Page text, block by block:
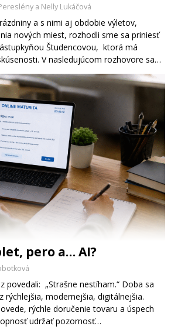
a Nelly Lukáčová
a s nimi aj obdobie výletov,
nových miest, rozhodli sme sa priniesť
Študencovou, ktorá má
V nasledujúcom rozhovore sa…
pero a… AI?
povedali: „Strašne nestíham.“ Doba sa
rýchlejšia, modernejšia, digitálnejšia.
rýchle doručenie tovaru a úspech
udržať pozornosť…